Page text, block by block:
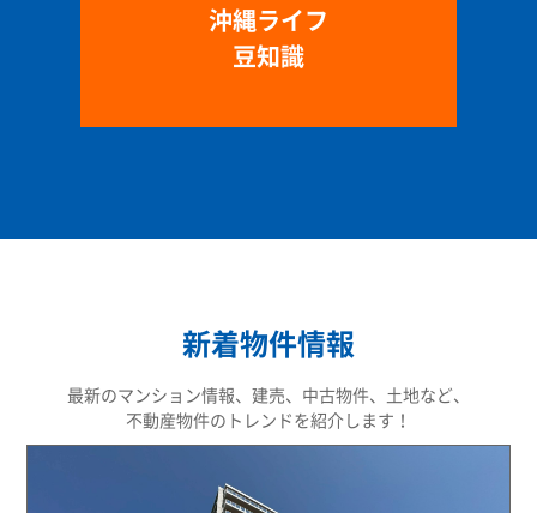
沖縄ライフ
豆知識
新着物件情報
最新のマンション情報、建売、中古物件、土地など、
不動産物件のトレンドを紹介します！